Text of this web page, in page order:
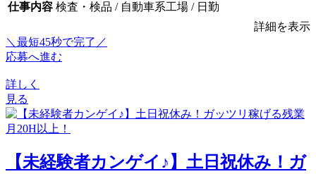
仕事内容 検査・検品 / 自動車系工場 / 日勤
詳細を表示
＼最短45秒で完了／
応募へ進む
詳しく
見る
【未経験者カンゲイ♪】土日祝休み！ガ